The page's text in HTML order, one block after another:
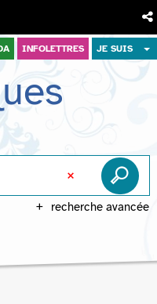
INFOLETTRES JE SUIS
recherche avancée